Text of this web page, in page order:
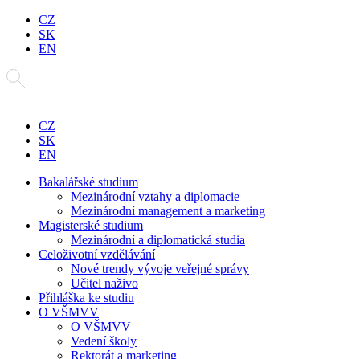
CZ
SK
EN
CZ
SK
EN
Bakalářské studium
Mezinárodní vztahy a diplomacie
Mezinárodní management a marketing
Magisterské studium
Mezinárodní a diplomatická studia
Celoživotní vzdělávání
Nové trendy vývoje veřejné správy
Učitel naživo
Přihláška ke studiu
O VŠMVV
O VŠMVV
Vedení školy
Rektorát a marketing